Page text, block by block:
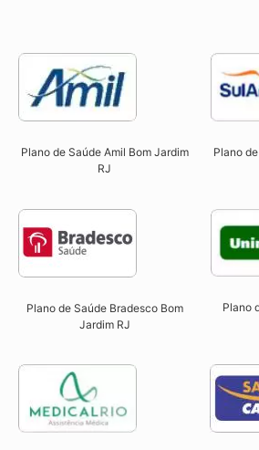
Plano de Saúde Amil Bom Jardim
RJ
Plano
Plano de Saúde Bradesco Bom
Jardim RJ
Plano